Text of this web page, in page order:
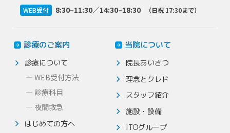
WEB受付
8:30–11:30／14:30–18:30 （日祝 17:30まで）
診療のご案内
診療について
WEB受付方法
診療科目
夜間救急
はじめての方へ
当院について
院長あいさつ
理念とクレド
スタッフ紹介
施設・設備
ITOグループ